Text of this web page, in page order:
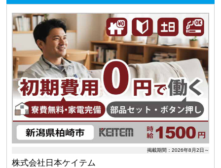
掲載期間：2026年8月2日～
株式会社日本ケイテム